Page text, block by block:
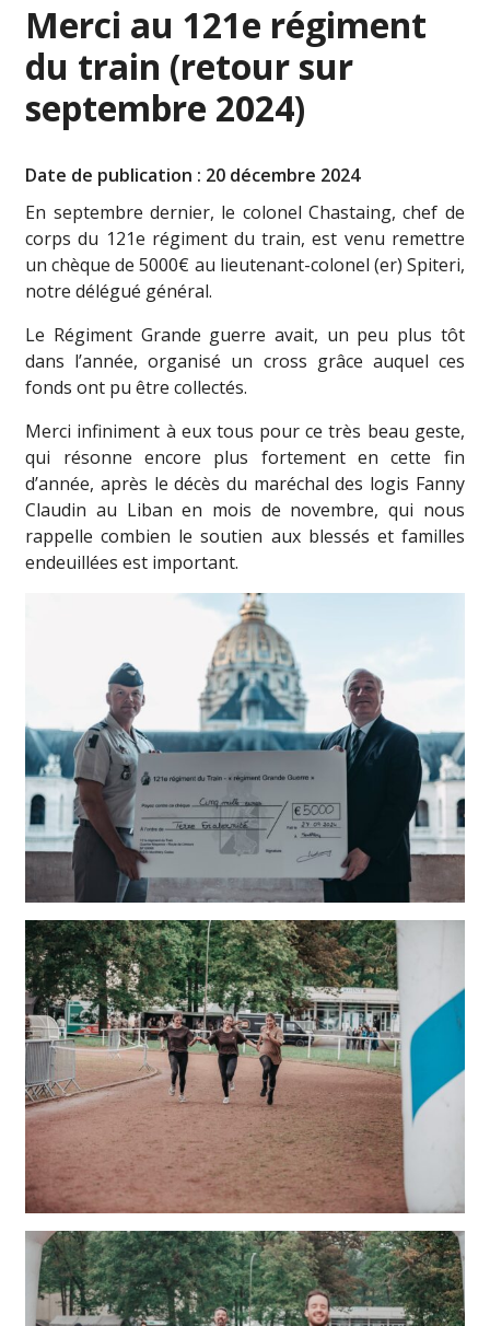
Merci au 121e régiment
du train (retour sur
septembre 2024)
Date de publication : 20 décembre 2024
En septembre dernier, le colonel Chastaing, chef de
corps du 121e régiment du train, est venu remettre
un chèque de 5000€ au lieutenant-colonel (er) Spiteri,
notre délégué général.
Le Régiment Grande guerre avait, un peu plus tôt
dans l’année, organisé un cross grâce auquel ces
fonds ont pu être collectés.
Merci infiniment à eux tous pour ce très beau geste,
qui résonne encore plus fortement en cette fin
d’année, après le décès du maréchal des logis Fanny
Claudin au Liban en mois de novembre, qui nous
rappelle combien le soutien aux blessés et familles
endeuillées est important.